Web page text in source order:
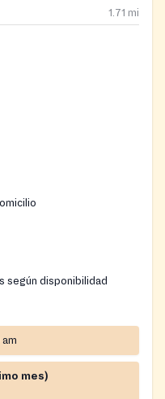
1.71 mi
según disponibilidad
am
mes)